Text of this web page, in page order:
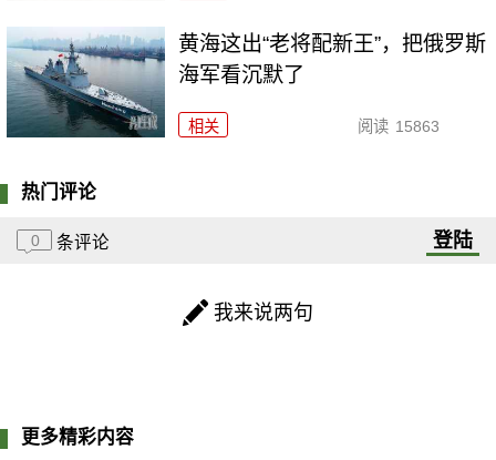
黄海这出“老将配新王”，把俄罗斯
海军看沉默了
相关 阅读 15863
热门评论
0 条评论 登陆
我来说两句
更多精彩内容